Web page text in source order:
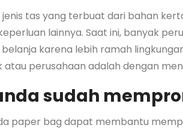
jenis tas yang terbuat dari bahan
lainnya. Saat ini, banyak
karena lebih ramah
perusahaan adalah dengan
sudah
paper bag dapat membantu